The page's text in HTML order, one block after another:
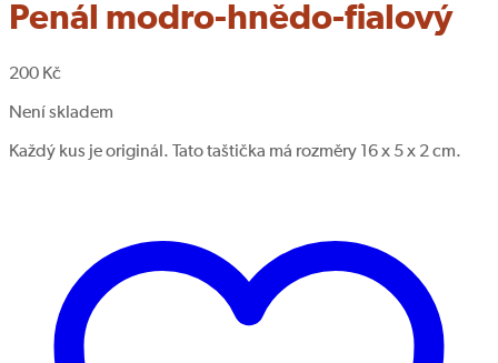
Penál modro-hnědo-fialový
200 Kč
Není skladem
Každý kus je originál. Tato taštička má rozměry 16 x 5 x 2 cm.